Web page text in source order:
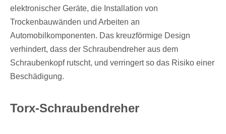
elektronischer Geräte, die Installation von
Trockenbauwänden und Arbeiten an
Automobilkomponenten. Das kreuzförmige Design
verhindert, dass der Schraubendreher aus dem
Schraubenkopf rutscht, und verringert so das Risiko einer
Beschädigung.
Torx-Schraubendreher